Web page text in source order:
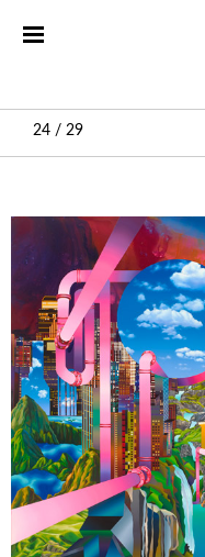
24 / 29